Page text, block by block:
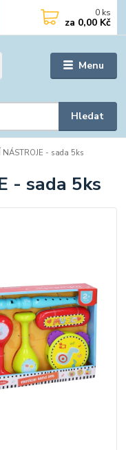
Menu
Hledat
0 ks
za 0,00 Kč
NÁSTROJE - sada 5ks
- sada 5ks